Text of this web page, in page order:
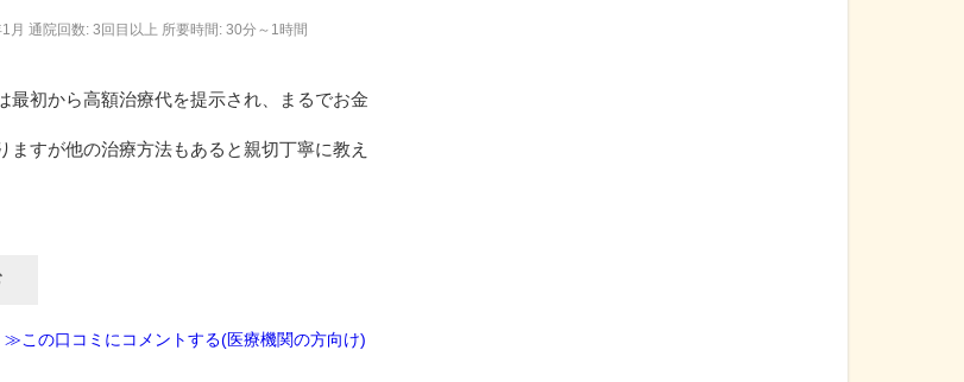
月 通院回数: 3回目以上 所要時間: 30分～1時間
初から高額治療代を提示され、まるでお金
すが他の治療方法もあると親切丁寧に教え
≫この口コミにコメントする(医療機関の方向け)